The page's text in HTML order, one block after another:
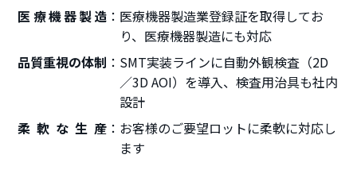
医療機器製造
医療機器製造業登録証を取得してお
り、医療機器製造にも対応
品質重視の体制
SMT実装ラインに自動外観検査（2D
／3D AOI）を導入、検査用治具も社内
設計
柔軟な生産
お客様のご要望ロットに柔軟に対応し
ます